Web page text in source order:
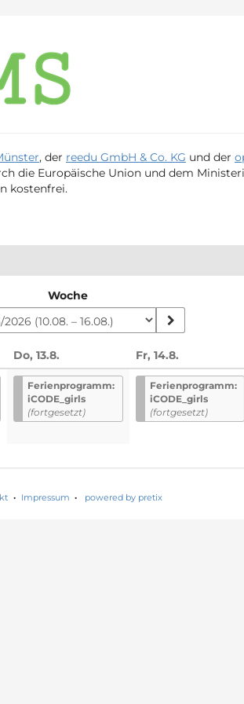
, der reedu GmbH & Co. KG und der
die Europäische Union und dem
kostenfrei.
Woche
Do, 13.8.
Ferienprogramm:
iCODE_girls
(fortgesetzt)
Fr, 14.8.
Ferienprogramm:
iCODE_girls
(fortgesetzt)
Impressum powered by pretix